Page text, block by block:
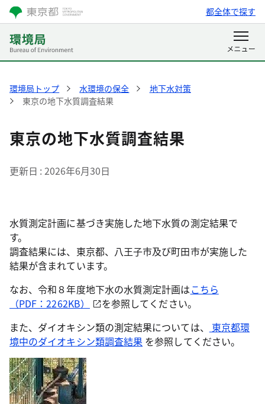
都全体で探す
環境局トップ 水環境の保全
地下水対策
東京の地下水質調査結果
東京の地下水質調査結果
更新日 2026年6月30日
水質測定計画に基づき実施した地下水質の測定結果で
す。
調査結果には、東京都、八王子市及び町田市が実施した
結果が含まれています。
なお、令和８年度地下水の水質測定計画はこちら
（PDF：2262KB）
を参照してください。
また、ダイオキシン類の測定結果については、
東京都環
境中のダイオキシン類調査結果 を参照してください。